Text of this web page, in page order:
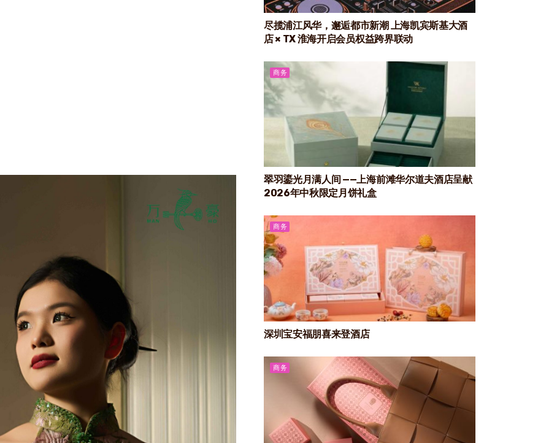
尽揽浦江风华，邂逅都市新潮 上海凯宾斯基大酒
店 × TX 淮海开启会员权益跨界联动
商务
翠羽鎏光月满人间 ——上海前滩华尔道夫酒店呈献
2026年中秋限定月饼礼盒
商务
深圳宝安福朋喜来登酒店
商务